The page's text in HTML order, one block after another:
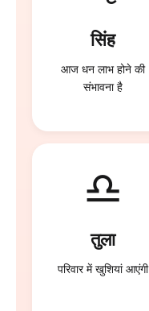
सिंह
आज धन लाभ होने की
संभावना है
♎
तुला
परिवार में खुशियां आएंगी